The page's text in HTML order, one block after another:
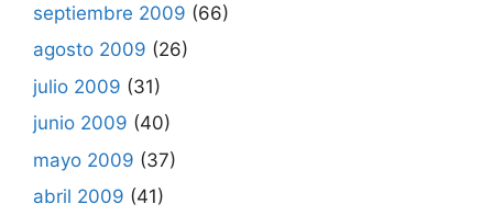
septiembre 2009 (66)
agosto 2009 (26)
julio 2009 (31)
junio 2009 (40)
mayo 2009 (37)
abril 2009 (41)